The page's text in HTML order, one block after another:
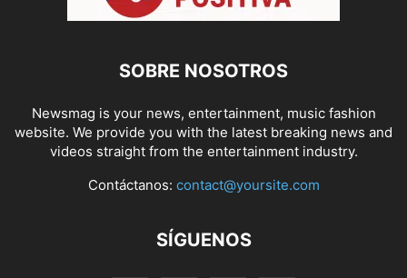
SOBRE NOSOTROS
Newsmag is your news, entertainment, music fashion
website. We provide you with the latest breaking news and
videos straight from the entertainment industry.
Contáctanos: contact@yoursite.com
SÍGUENOS